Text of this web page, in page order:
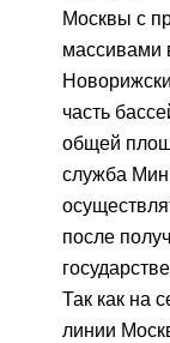
Москвы с
массивами
часть
общей
служба
после
Так как на
линии